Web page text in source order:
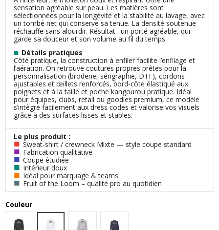
sensation agréable sur peau. Les matières sont
sélectionnées pour la longévité et la stabilité au lavage, avec
un tombé net qui conserve sa tenue. La densité soutenue
réchauffe sans alourdir. Résultat : un porté agréable, qui
garde sa douceur et son volume au fil du temps.
■ Détails pratiques
Côté pratique, la construction à enfiler facilite l’enfilage et
l’aération. On retrouve coutures propres prêtes pour la
personnalisation (broderie, sérigraphie, DTF), cordons
ajustables et œillets renforcés, bord-côte élastiqué aux
poignets et à la taille et poche kangourou pratique. Idéal
pour équipes, clubs, retail ou goodies premium, ce modèle
s’intègre facilement aux dress codes et valorise vos visuels
grâce à des surfaces lisses et stables.
Le plus produit :
■ Sweat-shirt / crewneck Mixte — style coupe standard
■ Fabrication qualitative
■ Coupe étudiée
■ Intérieur doux
■ Idéal pour marquage & teams
■ Fruit of the Loom – qualité pro au quotidien
Couleur
BLACK
WHITE
HEATHER GREYDEEP NAVY